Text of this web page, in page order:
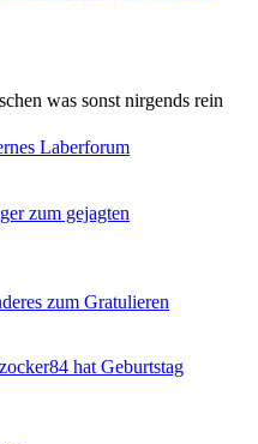
was sonst nirgends rein
Laberforum
zum gejagten
zum Gratulieren
hat Geburtstag